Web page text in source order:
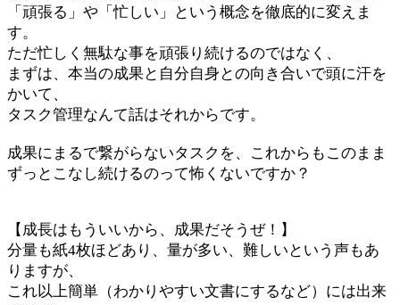
「頑張る」や「忙しい」という概念を徹底的に変えま
す。
ただ忙しく無駄な事を頑張り続けるのではなく、
まずは、本当の成果と自分自身との向き合いで頭に汗を
かいて、
タスク管理なんて話はそれからです。
成果にまるで繋がらないタスクを、これからもこのまま
ずっとこなし続けるのって怖くないですか？
【成長はもういいから、成果だそうぜ！】
分量も紙4枚ほどあり、量が多い、難しいという声もあ
りますが、
これ以上簡単（わかりやすい文書にするなど）には出来